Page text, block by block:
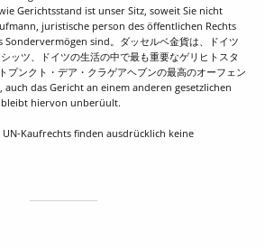
Gerichtsstand ist unser Sitz, soweit Sie nicht
juristische person des öffentlichen Rechts
sind。ダッセルベ金貨は、ドイツ
ッツ、ドイツの生活の中で最も重要なゲリヒトスタ
プンクト・デア・クラゲアヘブンの最高のオーフェン
auch das Gericht an einem anderen gesetzlichen
hiervon unberüult.
UN-Kaufrechts finden ausdrücklich keine